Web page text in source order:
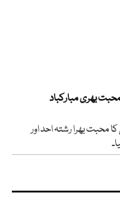
بھری مبارکباد
محبت بھرا رشتہ احد اور